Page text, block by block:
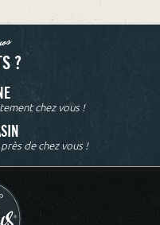
?
chez vous !
de chez vous !